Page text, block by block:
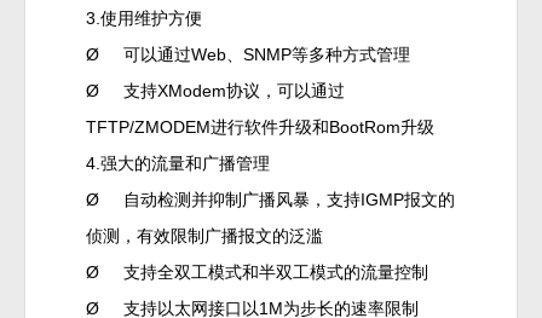
3.使用维护方便
Ø
可以通过Web、SNMP等多种方式管理
Ø
支持XModem协议，可以通过
TFTP/ZMODEM进行软件升级和BootRom升级
4.强大的流量和广播管理
Ø
自动检测并抑制广播风暴，支持IGMP报文的
侦测，有效限制广播报文的泛滥
Ø
支持全双工模式和半双工模式的流量控制
Ø
支持以太网接口以1M为步长的速率限制